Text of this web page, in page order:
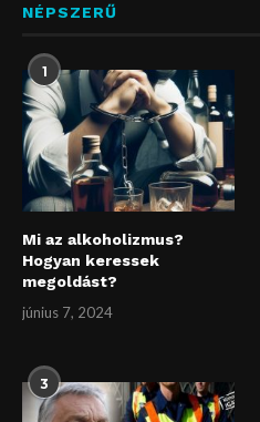
NÉPSZERŰ
1
Mi az alkoholizmus?
Hogyan keressek
megoldást?
június 7, 2024
3